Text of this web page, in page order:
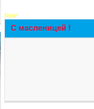
New!
С масленицей !